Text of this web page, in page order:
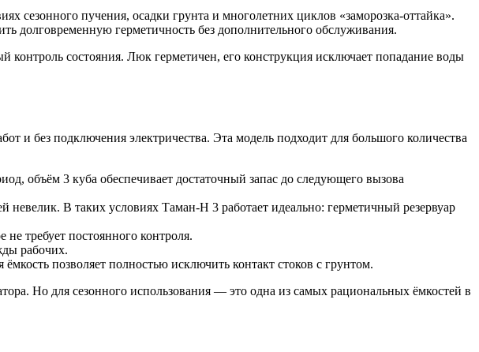
сезонного пучения, осадки грунта и многолетних циклов «заморозка-оттайка».
долговременную герметичность без дополнительного обслуживания.
состояния. Люк герметичен, его конструкция исключает попадание воды
и без подключения электричества. Эта модель подходит для большого количества
объём 3 куба обеспечивает достаточный запас до следующего вызова
невелик. В таких условиях Таман-Н 3 работает идеально: герметичный резервуар
требует постоянного контроля.
рабочих.
позволяет полностью исключить контакт стоков с грунтом.
Но для сезонного использования — это одна из самых рациональных ёмкостей в